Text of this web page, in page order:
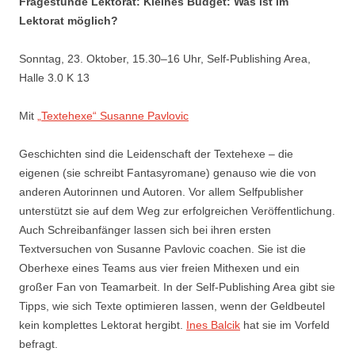
Lektorat möglich?
Sonntag, 23. Oktober, 15.30–16 Uhr, Self-Publishing Area,
Halle 3.0 K 13
Mit „Textehexe“ Susanne Pavlovic
Geschichten sind die Leidenschaft der Textehexe – die
eigenen (sie schreibt Fantasyromane) genauso wie die von
anderen Autorinnen und Autoren. Vor allem Selfpublisher
unterstützt sie auf dem Weg zur erfolgreichen Veröffentlichung.
Auch Schreibanfänger lassen sich bei ihren ersten
Textversuchen von Susanne Pavlovic coachen. Sie ist die
Oberhexe eines Teams aus vier freien Mithexen und ein
großer Fan von Teamarbeit. In der Self-Publishing Area gibt sie
Tipps, wie sich Texte optimieren lassen, wenn der Geldbeutel
kein komplettes Lektorat hergibt. Ines Balcik hat sie im Vorfeld
befragt.